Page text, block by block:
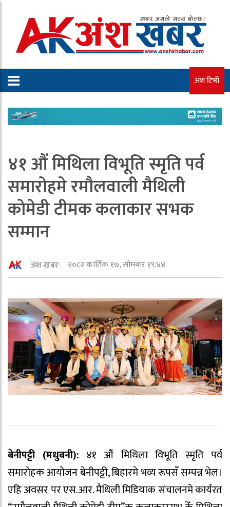
अंश टिभी
४१ औं मिथिला विभूति स्मृति पर्व
समारोहमे रमौलवाली मैथिली
कोमेडी टीमक कलाकार सभक
सम्मान
अंश खबर २०८२ कार्तिक १७, सोमबार १९:४४
बेनीपट्टी (मधुबनी): ४१ औं मिथिला विभूति स्मृति पर्व
समारोहक आयोजन बेनीपट्टी, बिहारमे भव्य रूपसँ सम्पन्न भेल।
एहि अवसर पर एस.आर. मैथिली मिडियाक संचालनमे कार्यरत